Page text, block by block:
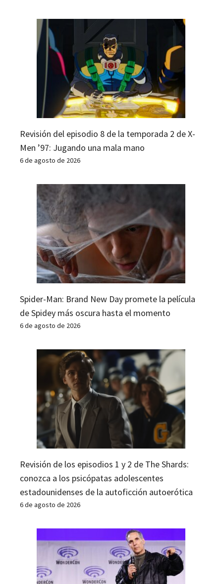
Revisión del episodio 8 de la temporada 2 de X-
Men ’97: Jugando una mala mano
6 de agosto de 2026
Spider-Man: Brand New Day promete la película
de Spidey más oscura hasta el momento
6 de agosto de 2026
Revisión de los episodios 1 y 2 de The Shards:
conozca a los psicópatas adolescentes
estadounidenses de la autoficción autoerótica
6 de agosto de 2026